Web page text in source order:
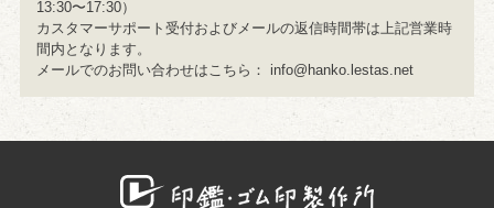
13:30〜17:30）
カスタマーサポート受付およびメールの返信時間帯は上記営業時
間内となります。
メールでのお問い合わせはこちら： info@hanko.lestas.net